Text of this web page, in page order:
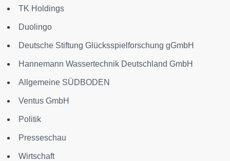
TK Holdings
Duolingo
Deutsche Stiftung Glücksspielforschung gGmbH
Hannemann Wassertechnik Deutschland GmbH
Allgemeine SÜDBODEN
Ventus GmbH
Politik
Presseschau
Wirtschaft